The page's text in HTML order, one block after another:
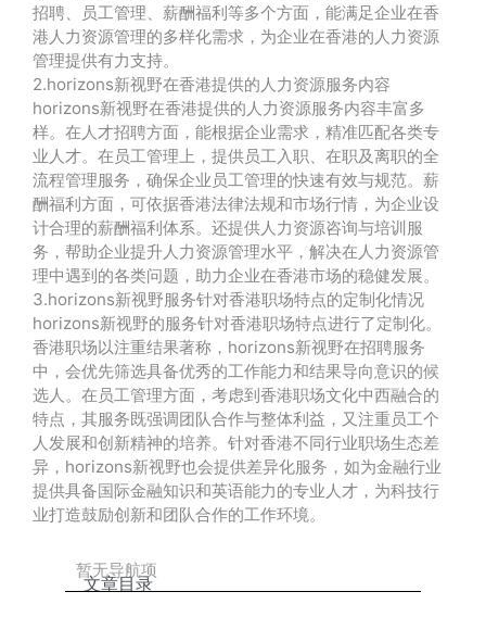
文章目录
暂无导航项
招聘、员工管理、薪酬福利等多个方面，能满足企业在香
港人力资源管理的多样化需求，为企业在香港的人力资源
管理提供有力支持。
2.horizons新视野在香港提供的人力资源服务内容
horizons新视野在香港提供的人力资源服务内容丰富多
样。在人才招聘方面，能根据企业需求，精准匹配各类专
业人才。在员工管理上，提供员工入职、在职及离职的全
流程管理服务，确保企业员工管理的快速有效与规范。薪
酬福利方面，可依据香港法律法规和市场行情，为企业设
计合理的薪酬福利体系。还提供人力资源咨询与培训服
务，帮助企业提升人力资源管理水平，解决在人力资源管
理中遇到的各类问题，助力企业在香港市场的稳健发展。
3.horizons新视野服务针对香港职场特点的定制化情况
horizons新视野的服务针对香港职场特点进行了定制化。
香港职场以注重结果著称，horizons新视野在招聘服务
中，会优先筛选具备优秀的工作能力和结果导向意识的候
选人。在员工管理方面，考虑到香港职场文化中西融合的
特点，其服务既强调团队合作与整体利益，又注重员工个
人发展和创新精神的培养。针对香港不同行业职场生态差
异，horizons新视野也会提供差异化服务，如为金融行业
提供具备国际金融知识和英语能力的专业人才，为科技行
业打造鼓励创新和团队合作的工作环境。